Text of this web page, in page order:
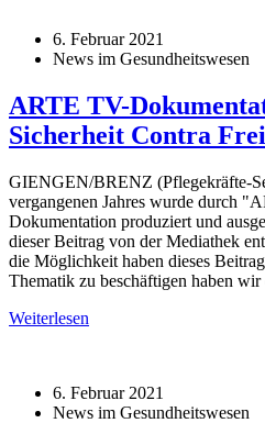
6. Februar 2021
News im Gesundheitswesen
ARTE TV-
Sicherheit Contra
GIENGEN/BRENZ (Pflegekräfte-
vergangenen Jahres wurde durch
Dokumentation produziert und
dieser Beitrag von der Mediathek
die Möglichkeit haben dieses
Thematik zu beschäftigen haben
Weiterlesen
6. Februar 2021
News im Gesundheitswesen